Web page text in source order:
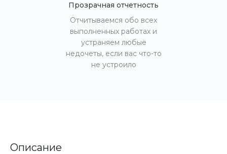
Прозрачная отчетность
Отчитываемся обо всех
выполненных работах и
устраняем любые
недочеты, если вас что-то
не устроило
Описание